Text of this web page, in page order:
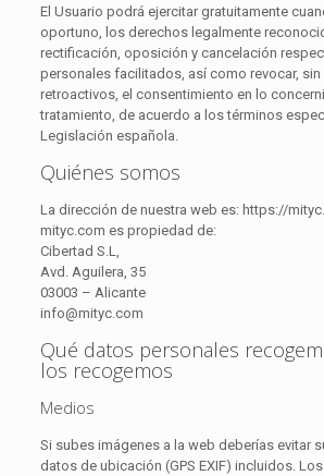
El Usuario podrá ejercitar gratuitamente
oportuno, los derechos legalmente
rectificación, oposición y cancelación
personales facilitados, así como revocar,
retroactivos, el consentimiento en lo
tratamiento, de acuerdo a los términos
Legislación española.
Quiénes somos
La dirección de nuestra web es: https://
mityc.com es propiedad de:
Cibertad S.L,
Avd. Aguilera, 35
03003 – Alicante
info@mityc.com
Qué datos personales
los recogemos
Medios
Si subes imágenes a la web deberías evitar
datos de ubicación (GPS EXIF) incluidos.